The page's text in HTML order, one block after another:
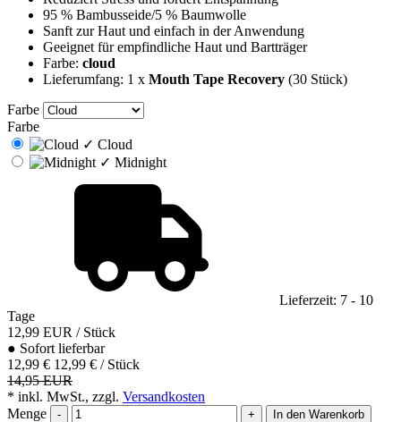
95 % Bambusseide/5 % Baumwolle
Sanft zur Haut und einfach in der Anwendung
Geeignet für empfindliche Haut und Bartträger
Farbe: cloud
Lieferumfang: 1 x Mouth Tape Recovery (30 Stück)
Farbe
Farbe
✓ Cloud
✓ Midnight
Lieferzeit: 7 - 10
Tage
12,99 EUR / Stück
● Sofort lieferbar
12,99 € 12,99 € / Stück
14,95 EUR
* inkl. MwSt., zzgl. Versandkosten
Menge
- + In den Warenkorb